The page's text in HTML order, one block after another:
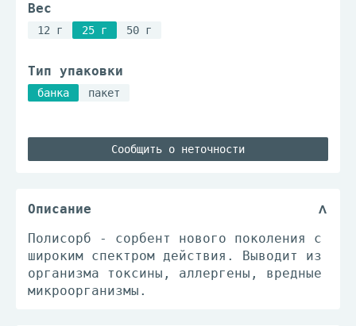
Вес
12 г 25 г 50 г
Тип упаковки
банка пакет
Сообщить о неточности
Описание
Полисорб - сорбент нового поколения с
широким спектром действия. Выводит из
организма токсины, аллергены, вредные
микроорганизмы.